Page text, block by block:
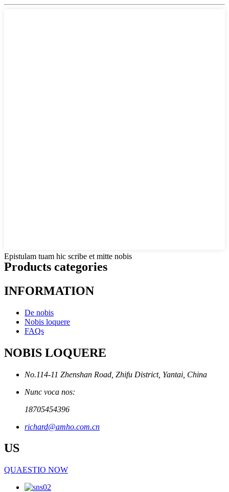
Epistulam tuam hic scribe et mitte nobis
Products categories
INFORMATION
De nobis
Nobis loquere
FAQs
NOBIS LOQUERE
No.114-11 Zhenshan Road, Zhifu District, Yantai, China
Nunc voca nos:
18705454396
richard@amho.com.cn
US
QUAESTIO NOW